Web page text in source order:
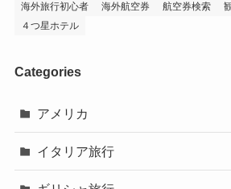
海外旅行初心者
海外航空券 航空券検索
４つ星ホテル
Categories
アメリカ
イタリア旅行